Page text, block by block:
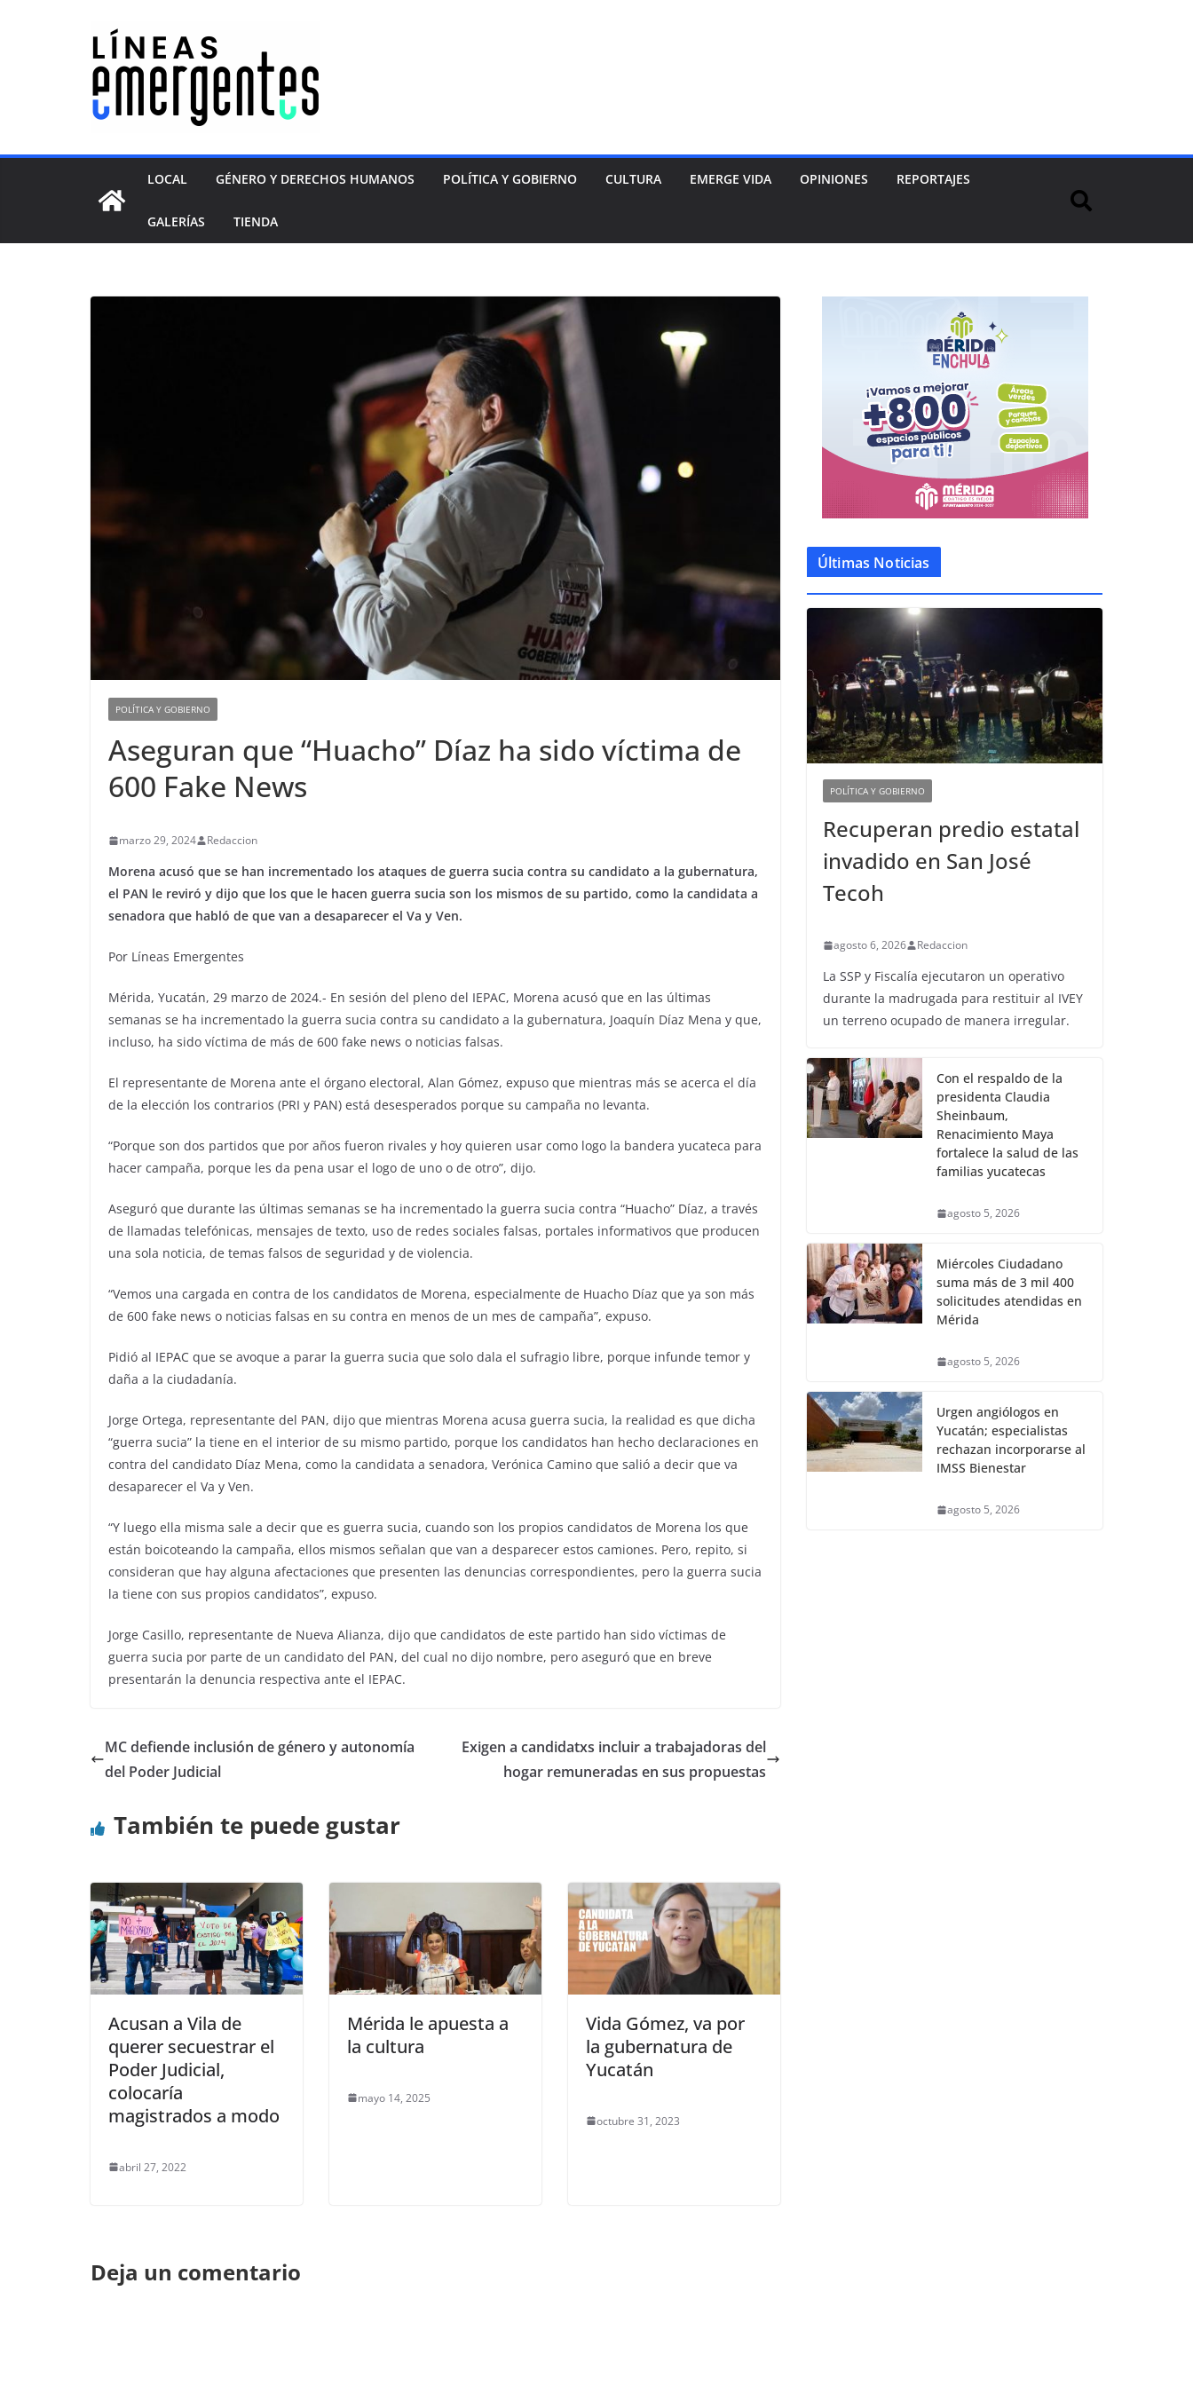
LOCAL GÉNERO Y DERECHOS HUMANOS POLÍTICA Y GOBIERNO CULTURA EMERGE VIDA OPINIONES REPORTAJES
GALERÍAS TIENDA
POLÍTICA Y GOBIERNO
Aseguran que “Huacho” Díaz ha sido víctima de
600 Fake News
marzo 29, 2024 Redaccion
Morena acusó que se han incrementado los ataques de guerra sucia contra su candidato a la gubernatura,
el PAN le reviró y dijo que los que le hacen guerra sucia son los mismos de su partido, como la candidata a
senadora que habló de que van a desaparecer el Va y Ven.
Por Líneas Emergentes
Mérida, Yucatán, 29 marzo de 2024.- En sesión del pleno del IEPAC, Morena acusó que en las últimas
semanas se ha incrementado la guerra sucia contra su candidato a la gubernatura, Joaquín Díaz Mena y que,
incluso, ha sido víctima de más de 600 fake news o noticias falsas.
El representante de Morena ante el órgano electoral, Alan Gómez, expuso que mientras más se acerca el día
de la elección los contrarios (PRI y PAN) está desesperados porque su campaña no levanta.
“Porque son dos partidos que por años fueron rivales y hoy quieren usar como logo la bandera yucateca para
hacer campaña, porque les da pena usar el logo de uno o de otro”, dijo.
Aseguró que durante las últimas semanas se ha incrementado la guerra sucia contra “Huacho” Díaz, a través
de llamadas telefónicas, mensajes de texto, uso de redes sociales falsas, portales informativos que producen
una sola noticia, de temas falsos de seguridad y de violencia.
“Vemos una cargada en contra de los candidatos de Morena, especialmente de Huacho Díaz que ya son más
de 600 fake news o noticias falsas en su contra en menos de un mes de campaña”, expuso.
Pidió al IEPAC que se avoque a parar la guerra sucia que solo dala el sufragio libre, porque infunde temor y
daña a la ciudadanía.
Jorge Ortega, representante del PAN, dijo que mientras Morena acusa guerra sucia, la realidad es que dicha
“guerra sucia” la tiene en el interior de su mismo partido, porque los candidatos han hecho declaraciones en
contra del candidato Díaz Mena, como la candidata a senadora, Verónica Camino que salió a decir que va
desaparecer el Va y Ven.
“Y luego ella misma sale a decir que es guerra sucia, cuando son los propios candidatos de Morena los que
están boicoteando la campaña, ellos mismos señalan que van a desparecer estos camiones. Pero, repito, si
consideran que hay alguna afectaciones que presenten las denuncias correspondientes, pero la guerra sucia
la tiene con sus propios candidatos”, expuso.
Jorge Casillo, representante de Nueva Alianza, dijo que candidatos de este partido han sido víctimas de
guerra sucia por parte de un candidato del PAN, del cual no dijo nombre, pero aseguró que en breve
presentarán la denuncia respectiva ante el IEPAC.
MC defiende inclusión de género y autonomía
del Poder Judicial
Exigen a candidatxs incluir a trabajadoras del
hogar remuneradas en sus propuestas
También te puede gustar
Acusan a Vila de
querer secuestrar el
Poder Judicial,
colocaría
magistrados a modo
abril 27, 2022
Mérida le apuesta a
la cultura
mayo 14, 2025
Vida Gómez, va por
la gubernatura de
Yucatán
octubre 31, 2023
Deja un comentario
Últimas Noticias
POLÍTICA Y GOBIERNO
Recuperan predio estatal
invadido en San José
Tecoh
agosto 6, 2026 Redaccion
La SSP y Fiscalía ejecutaron un operativo
durante la madrugada para restituir al IVEY
un terreno ocupado de manera irregular.
Con el respaldo de la
presidenta Claudia
Sheinbaum,
Renacimiento Maya
fortalece la salud de las
familias yucatecas
agosto 5, 2026
Miércoles Ciudadano
suma más de 3 mil 400
solicitudes atendidas en
Mérida
agosto 5, 2026
Urgen angiólogos en
Yucatán; especialistas
rechazan incorporarse al
IMSS Bienestar
agosto 5, 2026